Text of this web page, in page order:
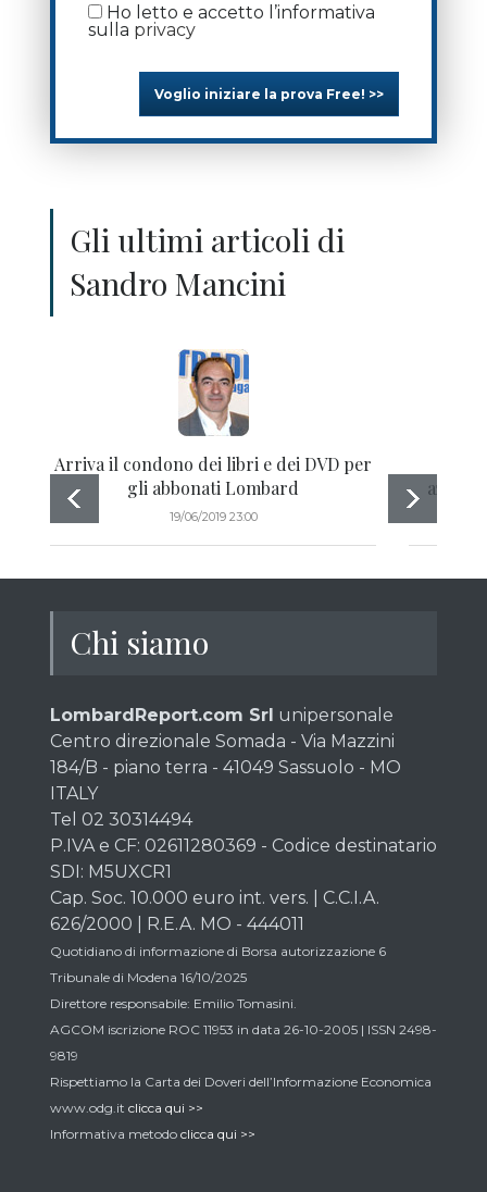
Ho letto e accetto l’informativa
sulla privacy
Voglio iniziare la prova Free! >>
Gli ultimi articoli di
Sandro Mancini
Arriva il condono dei libri e dei DVD per
gli abbonati Lombard
19/06/2019 23:00
Chi siamo
LombardReport.com Srl unipersonale
Centro direzionale Somada - Via Mazzini
184/B - piano terra - 41049 Sassuolo - MO
ITALY
Tel 02 30314494
P.IVA e CF: 02611280369 - Codice destinatario
SDI: M5UXCR1
Cap. Soc. 10.000 euro int. vers. | C.C.I.A.
626/2000 | R.E.A. MO - 444011
Quotidiano di informazione di Borsa autorizzazione 6
Tribunale di Modena 16/10/2025
Direttore responsabile: Emilio Tomasini.
AGCOM iscrizione ROC 11953 in data 26-10-2005 | ISSN 2498-
9819
Rispettiamo la Carta dei Doveri dell’Informazione Economica
www.odg.it clicca qui >>
Informativa metodo clicca qui >>